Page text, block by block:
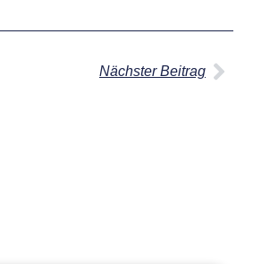
Nächster Beitrag